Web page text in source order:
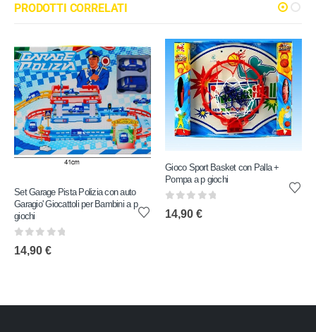
PRODOTTI CORRELATI
Set Garage Pista Polizia con auto
Garagio' Giocattoli per Bambini a p
giochi
0 out of 5
14,90 €
Gioco Sport Basket con Palla +
Pompa a p giochi
0 out of 5
14,90 €